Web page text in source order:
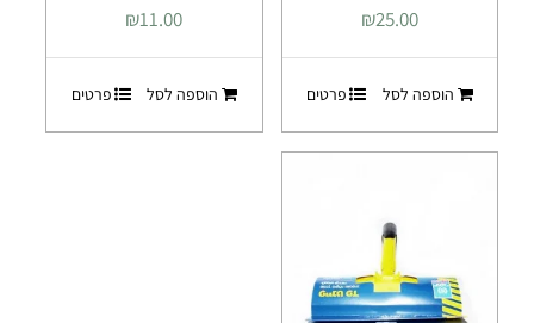
₪25.00
הוספה לסל פרטים
₪11.00
הוספה לסל פרטים